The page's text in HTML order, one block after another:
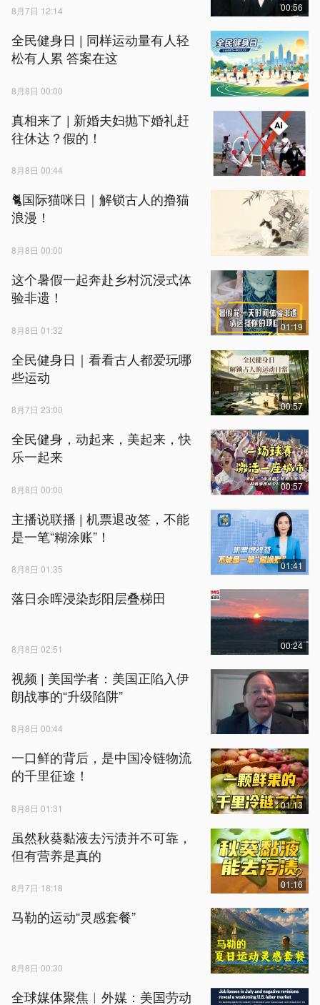
8月7日 12:14 00:56
全民健身日 | 同样运动量有人轻
松有人累 答案在这
8月8日 00:00
真相来了 | 新婚夫妇抛下婚礼赶
往休达？假的！
8月8日 00:44
🐈国际猫咪日｜解锁古人的撸猫
浪漫！
8月8日 00:00
这个暑假一起奔赴乡村沉浸式体
验非遗！
8月8日 01:32 01:19
全民健身日｜看看古人都爱玩哪
些运动
8月7日 23:00 00:57
全民健身，动起来，美起来，快
乐一起来
8月8日 00:00 00:57
主播说联播 | 机票退改签，不能
是一笔“糊涂账”！
8月8日 01:35 01:41
落日余晖浸染彭阳层叠梯田
8月8日 02:51 00:24
视频 | 美国学者：美国正陷入伊
朗战事的“升级陷阱”
8月8日 00:44
一口鲜的背后，是中国冷链物流
的千里征途！
8月8日 01:31 01:13
虽然秋葵黏液去污渍并不可靠，
但有营养是真的
8月7日 18:18 01:16
马勒的运动“灵感套餐”
8月8日 00:30
全球媒体聚焦︱外媒：美国劳动